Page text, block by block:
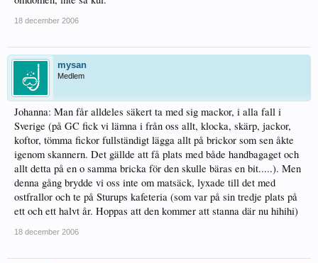
18 december 2006
mysan
Medlem
Johanna: Man får alldeles säkert ta med sig mackor, i alla fall i
Sverige (på GC fick vi lämna i från oss allt, klocka, skärp, jackor,
koftor, tömma fickor fullständigt lägga allt på brickor som sen åkte
igenom skannern. Det gällde att få plats med både handbagaget och
allt detta på en o samma bricka för den skulle bäras en bit.....). Men
denna gång brydde vi oss inte om matsäck, lyxade till det med
ostfrallor och te på Sturups kafeteria (som var på sin tredje plats på
ett och ett halvt år. Hoppas att den kommer att stanna där nu hihihi)
18 december 2006